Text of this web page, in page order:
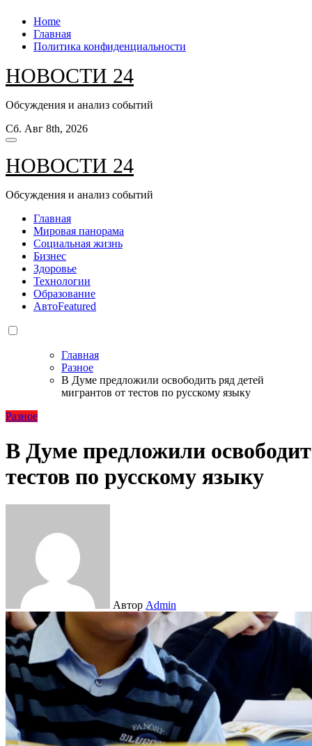
Перейти
содержанию
Home
Главная
Политика конфиденциальности
НОВОСТИ 24
Обсуждения и анализ событий
Сб. Авг 8th, 2026
НОВОСТИ 24
Обсуждения и анализ событий
Главная
Мировая панорама
Социальная жизнь
Бизнес
Здоровье
Технологии
Образование
АвтоFeatured
Главная
Разное
В Думе предложили освободить ряд детей
мигрантов от тестов по русскому языку
Разное
В Думе предложили
тестов по русскому языку
Автор Admin